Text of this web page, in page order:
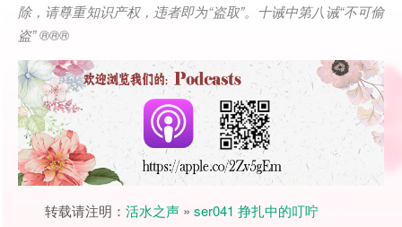
除，请尊重知识产权，违者即为“盗取”。十诫中第八诫“不可偷
盗” ®®®
转载请注明： 活水之声 » ser041 挣扎中的叮咛